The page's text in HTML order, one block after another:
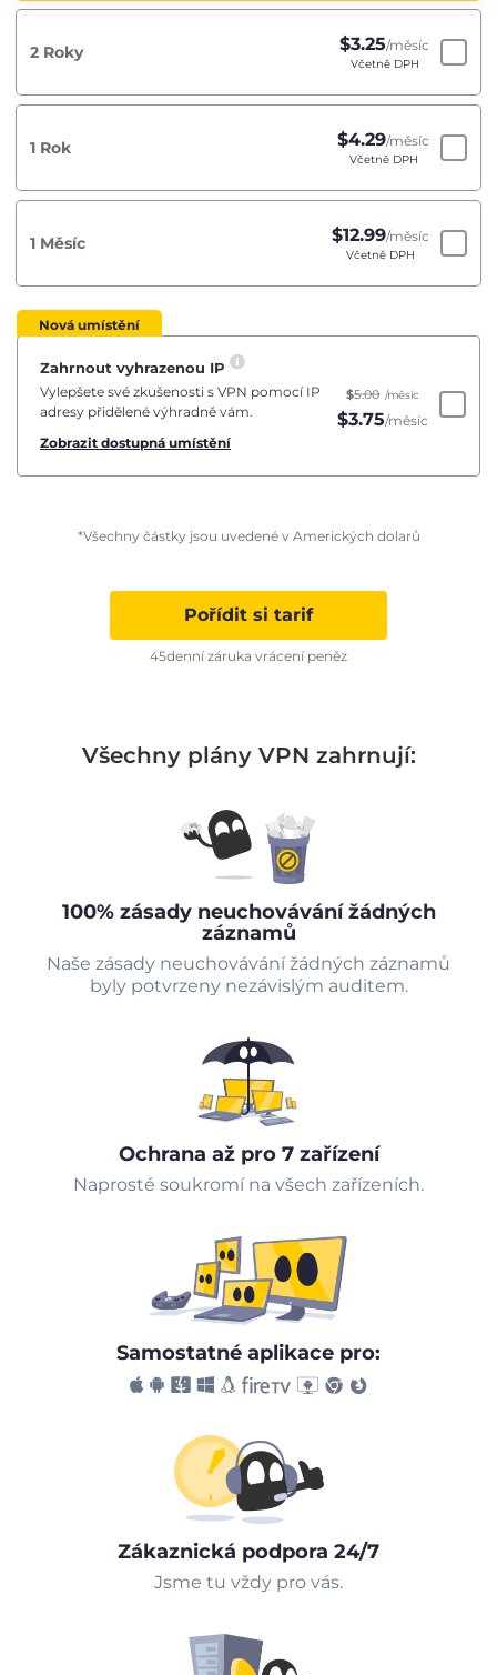
2 Roky $3.25/měsíc
Včetně DPH
1 Rok $4.29/měsíc
Včetně DPH
1 Měsíc $12.99/měsíc
Včetně DPH
Nová umístění
Zahrnout vyhrazenou IP
Vylepšete své zkušenosti s VPN pomocí IP
adresy přidělené výhradně vám.
Zobrazit dostupná umístění
$5.00 /měsíc
$3.75/měsíc
*Všechny částky jsou uvedené v Amerických dolarů
Pořídit si tarif
45denní záruka vrácení peněz
Všechny plány VPN zahrnují:
100% zásady neuchovávání žádných
záznamů
Naše zásady neuchovávání žádných záznamů
byly potvrzeny nezávislým auditem.
Ochrana až pro 7 zařízení
Naprosté soukromí na všech zařízeních.
Samostatné aplikace pro:
Zákaznická podpora 24/7
Jsme tu vždy pro vás.